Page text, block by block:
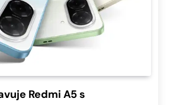
Redmi A5 s